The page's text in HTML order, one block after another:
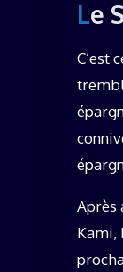
C’est
Après
Kami,